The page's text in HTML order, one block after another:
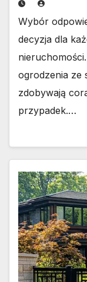
Wybór
decyzja dla
ogrodzenia ze
zdobywają
przypadek.…